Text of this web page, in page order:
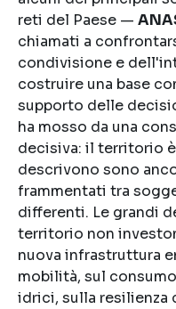
reti del Paese —
chiamati a
condivisione e
costruire una base
supporto delle
ha mosso da una
decisiva: il territorio
descrivono sono
frammentati tra
differenti. Le grandi
territorio non
nuova infrastruttura
mobilità, sul
idrici, sulla resilienza